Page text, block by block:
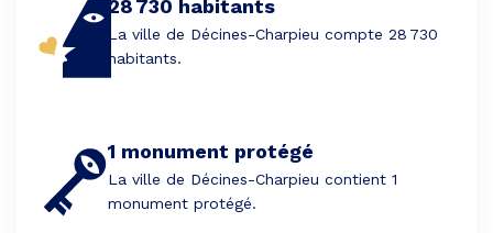
28 730 habitants
La ville de Décines-Charpieu compte 28 730
habitants.
1 monument protégé
La ville de Décines-Charpieu contient 1
monument protégé.